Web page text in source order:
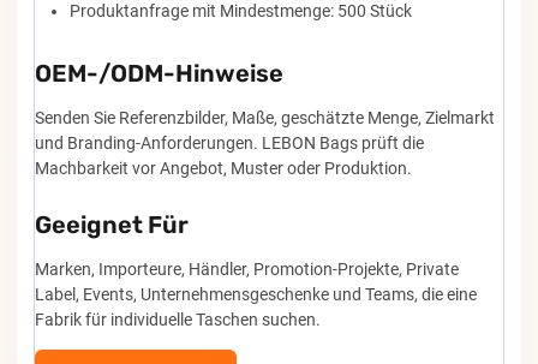
Produktanfrage mit Mindestmenge: 500 Stück
OEM-/ODM-Hinweise
Senden Sie Referenzbilder, Maße, geschätzte Menge, Zielmarkt
und Branding-Anforderungen. LEBON Bags prüft die
Machbarkeit vor Angebot, Muster oder Produktion.
Geeignet Für
Marken, Importeure, Händler, Promotion-Projekte, Private
Label, Events, Unternehmensgeschenke und Teams, die eine
Fabrik für individuelle Taschen suchen.